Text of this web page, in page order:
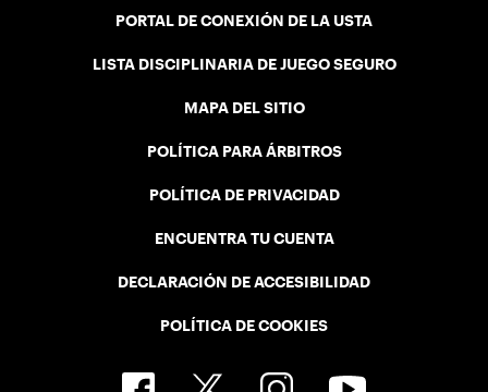
PORTAL DE CONEXIÓN DE LA USTA
LISTA DISCIPLINARIA DE JUEGO SEGURO
MAPA DEL SITIO
POLÍTICA PARA ÁRBITROS
POLÍTICA DE PRIVACIDAD
ENCUENTRA TU CUENTA
DECLARACIÓN DE ACCESIBILIDAD
POLÍTICA DE COOKIES